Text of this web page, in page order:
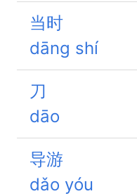
当时
dāng shí
刀
dāo
导游
dǎo yóu